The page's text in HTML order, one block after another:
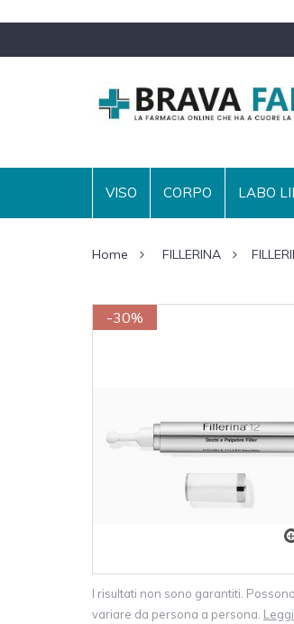
VISO CORPO LABO
Home FILLERINA
-30%
I risultati non sono garantiti. Possono
variare da persona a persona.